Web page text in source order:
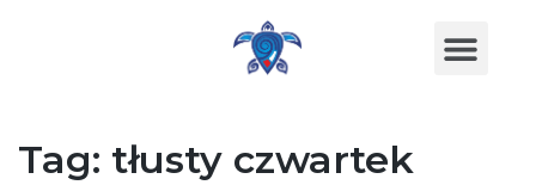
Tag: tłusty czwartek